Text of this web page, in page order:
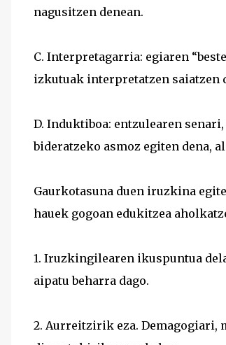
nagusitzen denean.
C. Interpretagarria: egiaren
izkutuak interpretatzen saiatzen
D. Induktiboa: entzulearen
bideratzeko asmoz egiten dena,
Gaurkotasuna duen iruzkina
hauek gogoan edukitzea
1. Iruzkingilearen ikuspuntua
aipatu beharra dago.
2. Aurreitzirik eza. Demagogiari,